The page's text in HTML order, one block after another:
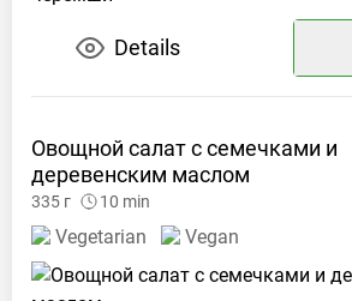
Details
Овощной салат с семечками и
деревенским маслом
335 г 10 min
Vegetarian Vegan